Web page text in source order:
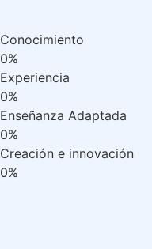
Conocimiento
0%
Experiencia
0%
Enseñanza Adaptada
0%
Creación e innovación
0%